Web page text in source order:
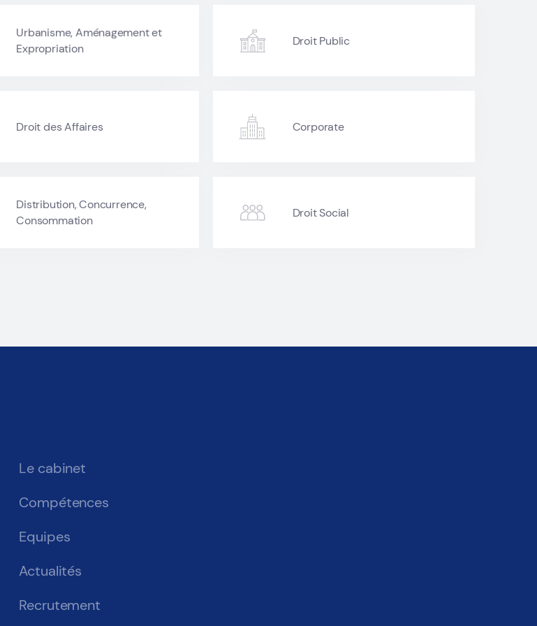
Urbanisme, Aménagement et
Expropriation
Droit Public
Droit des Affaires Corporate
Distribution, Concurrence,
Consommation
Droit Social
Le cabinet
Compétences
Equipes
Actualités
Recrutement